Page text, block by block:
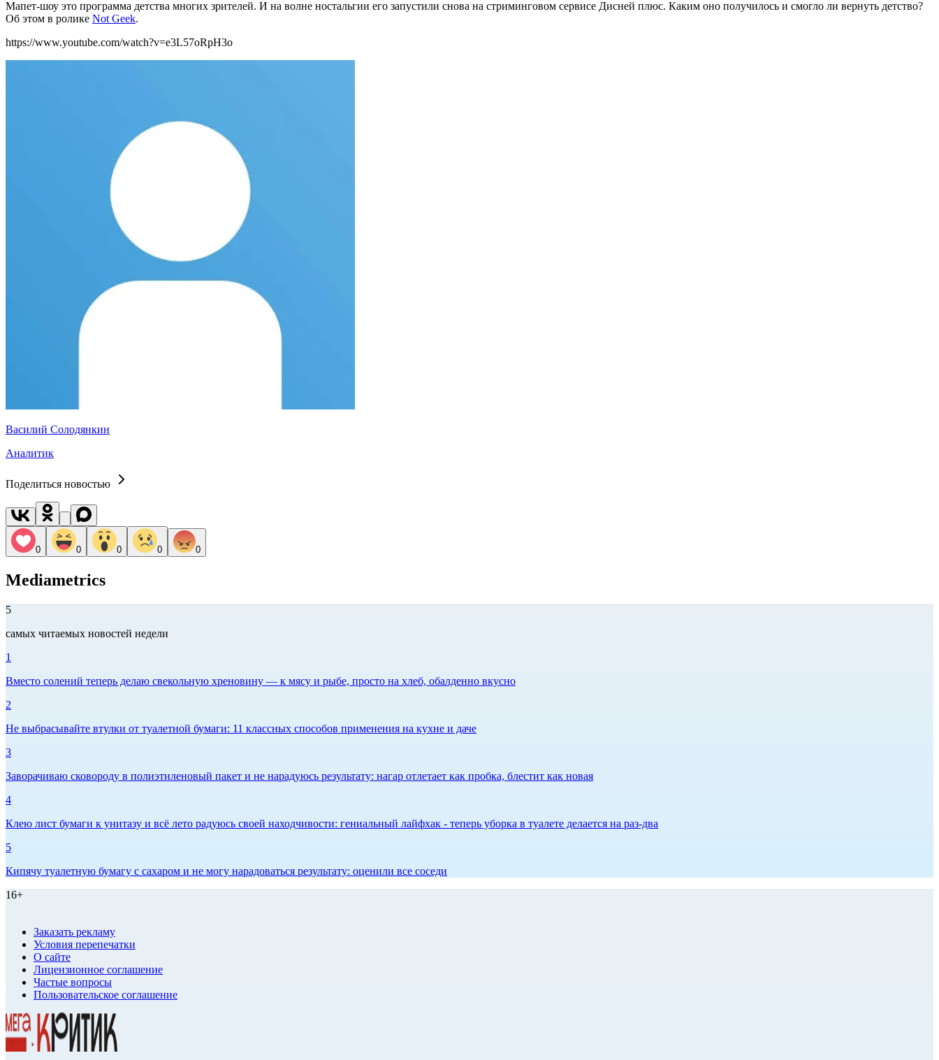
Мапет-шоу это программа детства многих зрителей. И на волне ностальгии его запустили снова на стриминговом сервисе Дисней плюс. Каким оно получилось и смогло ли вернуть детство?
Об этом в ролике Not Geek.
https://www.youtube.com/watch?v=e3L57oRpH3o
Василий Солодянкин
Аналитик
Поделиться новостью
0 0 0 0 0
Mediametrics
5
самых читаемых новостей недели
1
Вместо солений теперь делаю свекольную хреновину — к мясу и рыбе, просто на хлеб, обалденно вкусно
2
Не выбрасывайте втулки от туалетной бумаги: 11 классных способов применения на кухне и даче
3
Заворачиваю сковороду в полиэтиленовый пакет и не нарадуюсь результату: нагар отлетает как пробка, блестит как новая
4
Клею лист бумаги к унитазу и всё лето радуюсь своей находчивости: гениальный лайфхак - теперь уборка в туалете делается на раз-два
5
Кипячу туалетную бумагу с сахаром и не могу нарадоваться результату: оценили все соседи
16+
Заказать рекламу
Условия перепечатки
О сайте
Лицензионное соглашение
Частые вопросы
Пользовательское соглашение